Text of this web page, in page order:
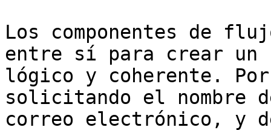
Los componentes de
entre sí para crear un
lógico y coherente. Por
solicitando el nombre
correo electrónico, y